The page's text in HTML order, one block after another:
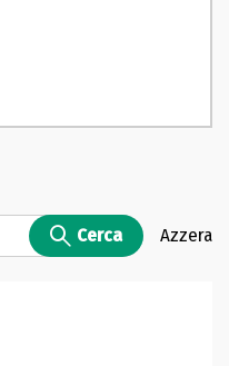
Cerca Azzera